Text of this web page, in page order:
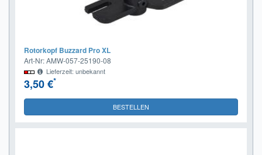
Rotorkopf Buzzard Pro XL
Art-Nr: AMW-057-25190-08
Lieferzeit: unbekannt
3,50 €*
BESTELLEN